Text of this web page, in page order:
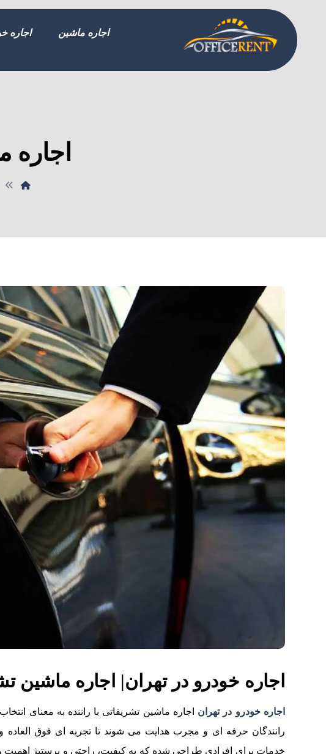
اجاره ماشین اجاره
اجاره
اجاره خودرو در تهران| اجاره ماشین
اجاره خودرو در تهران اجاره ماشین تشریفاتی با راننده به معنای
رانندگان حرفه ای و مجرب هدایت می شوند تا تجربه ای فوق العاده
خدمات برای افرادی طراحی شده که به کیفیت، راحتی و پرستیژ